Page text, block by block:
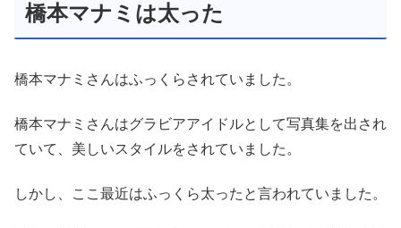
橋本マナミは太った
橋本マナミさんはふっくらされていました。
橋本マナミさんはグラビアアイドルとして写真集を出され
ていて、美しいスタイルをされていました。
しかし、ここ最近はふっくら太ったと言われていました。